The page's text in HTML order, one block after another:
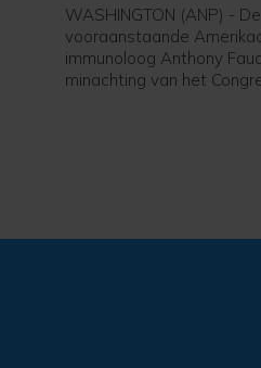
WASHINGTON (ANP) - De
vooraanstaande
immunoloog Anthony
minachting van het